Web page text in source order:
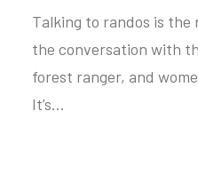
Talking to randos is the
the conversation with
forest ranger, and
It’s…